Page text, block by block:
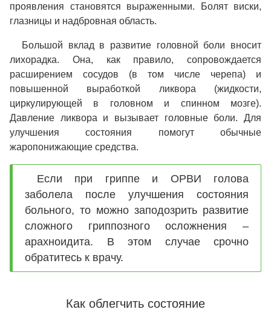
проявления становятся выраженными. Болят виски,
глазницы и надбровная область.
Большой вклад в развитие головной боли вносит
лихорадка. Она, как правило, сопровождается
расширением сосудов (в том числе черепа) и
повышенной выработкой ликвора (жидкости,
циркулирующей в головном и спинном мозге).
Давление ликвора и вызывает головные боли. Для
улучшения состояния помогут обычные
жаропонижающие средства.
Если при гриппе и ОРВИ голова
заболела после улучшения состояния
больного, то можно заподозрить развитие
сложного гриппозного осложнения –
арахноидита. В этом случае срочно
обратитесь к врачу.
Как облегчить состояние